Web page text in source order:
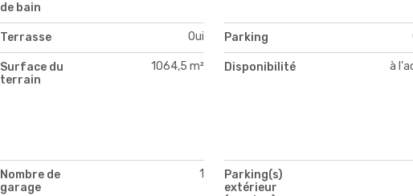
de bain
Terrasse Oui Parking
Surface du
terrain
1064,5 m² Disponibilité à
Nombre de
garage
1
Parking(s)
extérieur